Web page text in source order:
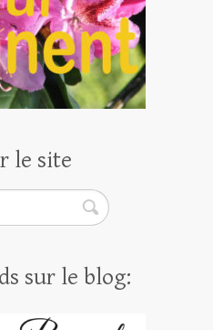
le site
sur le blog: